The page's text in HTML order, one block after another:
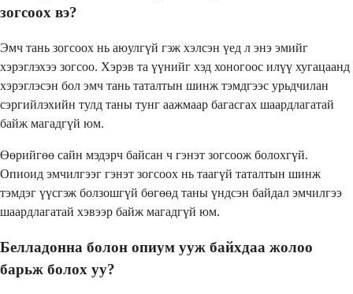
зогсоох вэ?
Эмч тань зогсоох нь аюулгүй гэж хэлсэн үед л энэ эмийг
хэрэглэхээ зогсоо. Хэрэв та үүнийг хэд хоногоос илүү хугацаанд
хэрэглэсэн бол эмч тань таталтын шинж тэмдгээс урьдчилан
сэргийлэхийн тулд таны тунг аажмаар багасгах шаардлагатай
байж магадгүй юм.
Өөрийгөө сайн мэдэрч байсан ч гэнэт зогсоож болохгүй.
Опиоид эмчилгээг гэнэт зогсоох нь таагүй таталтын шинж
тэмдэг үүсгэж болзошгүй бөгөөд таны үндсэн байдал эмчилгээ
шаардлагатай хэвээр байж магадгүй юм.
Белладонна болон опиум ууж байхдаа жолоо
барьж болох уу?